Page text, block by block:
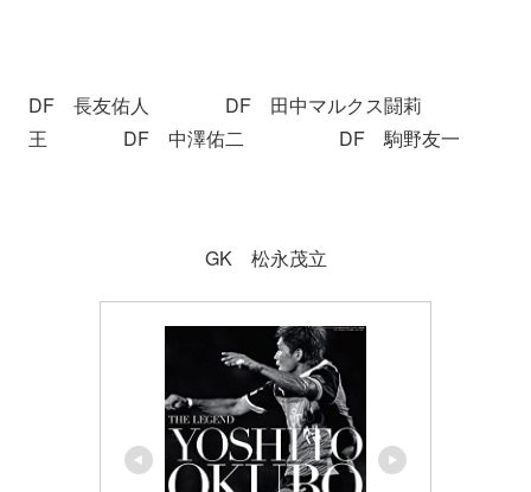
DF 長友佑人 DF 田中マルクス闘莉
王 DF 中澤佑二 DF 駒野友一
GK 松永茂立